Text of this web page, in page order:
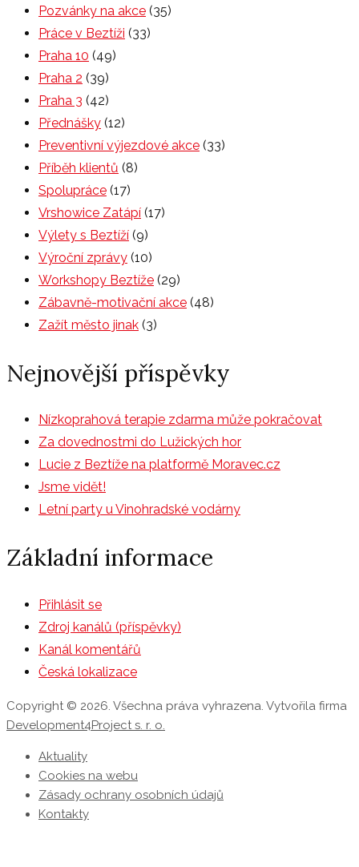
Pozvánky na akce (35)
Práce v Beztíži (33)
Praha 10 (49)
Praha 2 (39)
Praha 3 (42)
Přednášky (12)
Preventivní výjezdové akce (33)
Příběh klientů (8)
Spolupráce (17)
Vrshowice Zatápí (17)
Výlety s Beztíží (9)
Výroční zprávy (10)
Workshopy Beztíže (29)
Zábavně-motivační akce (48)
Zažít město jinak (3)
Nejnovější příspěvky
Nízkoprahová terapie zdarma může pokračovat
Za dovednostmi do Lužických hor
Lucie z Beztíže na platformě Moravec.cz
Jsme vidět!
Letní party u Vinohradské vodárny
Základní informace
Přihlásit se
Zdroj kanálů (příspěvky)
Kanál komentářů
Česká lokalizace
Copyright © 2026. Všechna práva vyhrazena. Vytvořila firma
Development4Project s. r. o.
Aktuality
Cookies na webu
Zásady ochrany osobních údajů
Kontakty